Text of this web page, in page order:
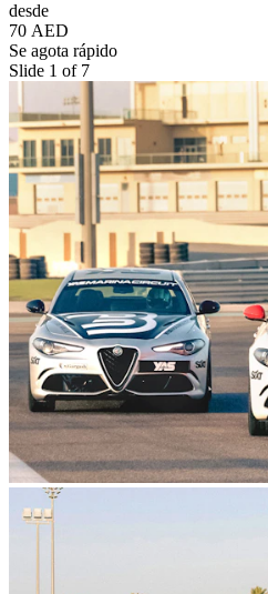
desde
70 AED
Se agota rápido
Slide 1 of 7